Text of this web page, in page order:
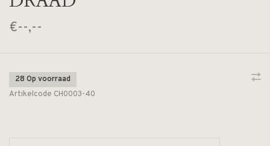
€--,--
28 Op voorraad
Artikelcode CH0003-40